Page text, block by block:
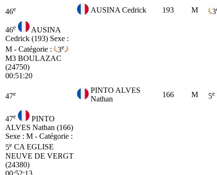
46e AUSINA Cedrick 193 M 3
46e
AUSINA
Cedrick (193) Sexe :
M - Catégorie :
3e
M3 BOULAZAC
(24750)
00:51:20
47e
PINTO ALVES
Nathan
166 M 5e
47e
PINTO
ALVES Nathan (166)
Sexe : M - Catégorie :
5e CA EGLISE
NEUVE DE VERGT
(24380)
00:52:13